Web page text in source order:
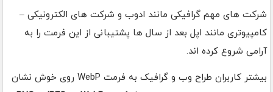
شرکت های مهم گرافیکی مانند ادوب و شرکت های الکترونیکی –
کامپیوتری مانند اپل بعد از سال ها پشتیبانی از این فرمت را به
آرامی شروع کرده اند.
بیشتر کاربران طراح وب و گرافیک به فرمت WebP روی خوش نشان